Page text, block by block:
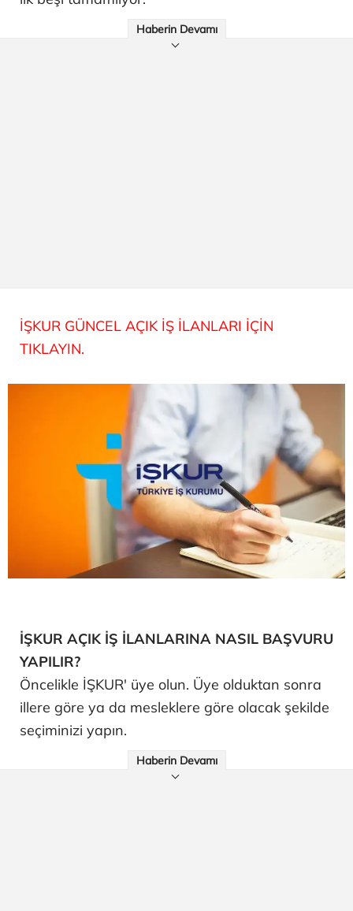
Haberin Devamı
İŞKUR GÜNCEL AÇIK İŞ İLANLARI İÇİN
TIKLAYIN.
İŞKUR AÇIK İŞ İLANLARINA NASIL BAŞVURU
YAPILIR?
Öncelikle İŞKUR' üye olun. Üye olduktan sonra
illere göre ya da mesleklere göre olacak şekilde
seçiminizi yapın.
Haberin Devamı